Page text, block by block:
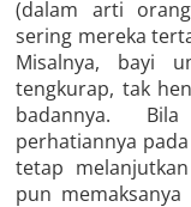
(dalam arti
sering mereka
Misalnya, bayi
tengkurap, tak
badannya.
perhatiannya
tetap
pun